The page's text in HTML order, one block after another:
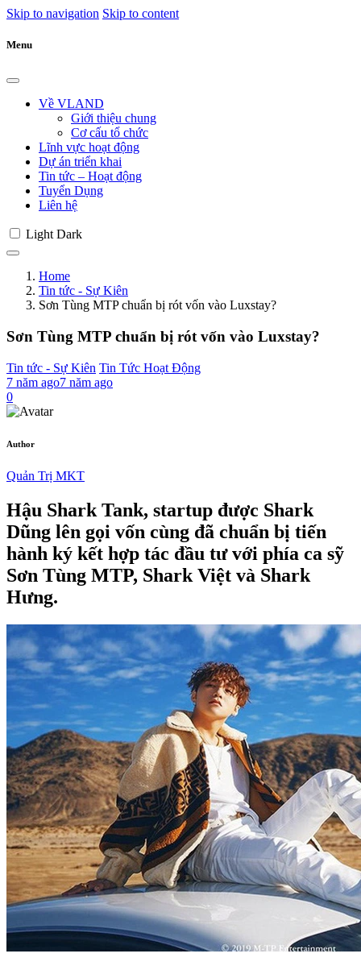
Skip to navigation Skip to content
Menu
Về VLAND
Giới thiệu chung
Cơ cấu tổ chức
Lĩnh vực hoạt động
Dự án triển khai
Tin tức – Hoạt động
Tuyển Dụng
Liên hệ
Light Dark
Home
Tin tức - Sự Kiên
Sơn Tùng MTP chuẩn bị rót vốn vào Luxstay?
Sơn Tùng MTP chuẩn bị rót vốn vào Luxstay?
Tin tức - Sự Kiên Tin Tức Hoạt Động
7 năm ago7 năm ago
0
Author
Quản Trị MKT
Hậu Shark Tank, startup được Shark
Dũng lên gọi vốn cùng đã chuẩn bị tiến
hành ký kết hợp tác đầu tư với phía ca sỹ
Sơn Tùng MTP, Shark Việt và Shark
Hưng.